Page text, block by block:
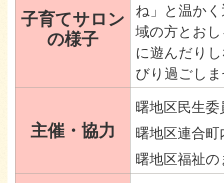
子育てサロン
の様子
ね」と温か
域の方とお
に遊んだり
びり過ごし
主催・協力
曙地区民生
曙地区連合町
曙地区福祉